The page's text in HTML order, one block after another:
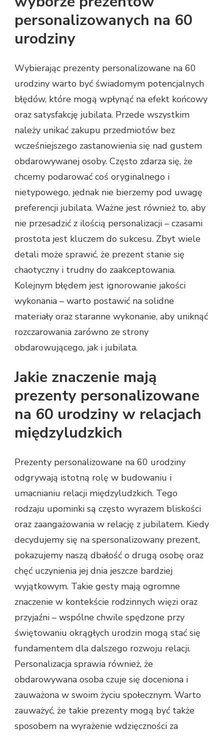
personalizowanych na 60
urodziny
Wybierając prezenty personalizowane na 60
urodziny warto być świadomym potencjalnych
błędów, które mogą wpłynąć na efekt końcowy
oraz satysfakcję jubilata. Przede wszystkim
należy unikać zakupu przedmiotów bez
wcześniejszego zastanowienia się nad gustem
obdarowywanej osoby. Często zdarza się, że
chcemy podarować coś oryginalnego i
nietypowego, jednak nie bierzemy pod uwagę
preferencji jubilata. Ważne jest również to, aby
nie przesadzić z ilością personalizacji – czasami
prostota jest kluczem do sukcesu. Zbyt wiele
detali może sprawić, że prezent stanie się
chaotyczny i trudny do zaakceptowania.
Kolejnym błędem jest ignorowanie jakości
wykonania – warto postawić na solidne
materiały oraz staranne wykonanie, aby uniknąć
rozczarowania zarówno ze strony
obdarowującego, jak i jubilata.
Jakie znaczenie mają
prezenty personalizowane
na 60 urodziny w relacjach
międzyludzkich
Prezenty personalizowane na 60 urodziny
odgrywają istotną rolę w budowaniu i
umacnianiu relacji międzyludzkich. Tego
rodzaju upominki są często wyrazem bliskości
oraz zaangażowania w relację z jubilatem. Kiedy
decydujemy się na spersonalizowany prezent,
pokazujemy naszą dbałość o drugą osobę oraz
chęć uczynienia jej dnia jeszcze bardziej
wyjątkowym. Takie gesty mają ogromne
znaczenie w kontekście rodzinnych więzi oraz
przyjaźni – wspólne chwile spędzone przy
świętowaniu okrągłych urodzin mogą stać się
fundamentem dla dalszego rozwoju relacji.
Personalizacja sprawia również, że
obdarowywana osoba czuje się doceniona i
zauważona w swoim życiu społecznym. Warto
zauważyć, że takie prezenty mogą być także
sposobem na wyrażenie wdzięczności za